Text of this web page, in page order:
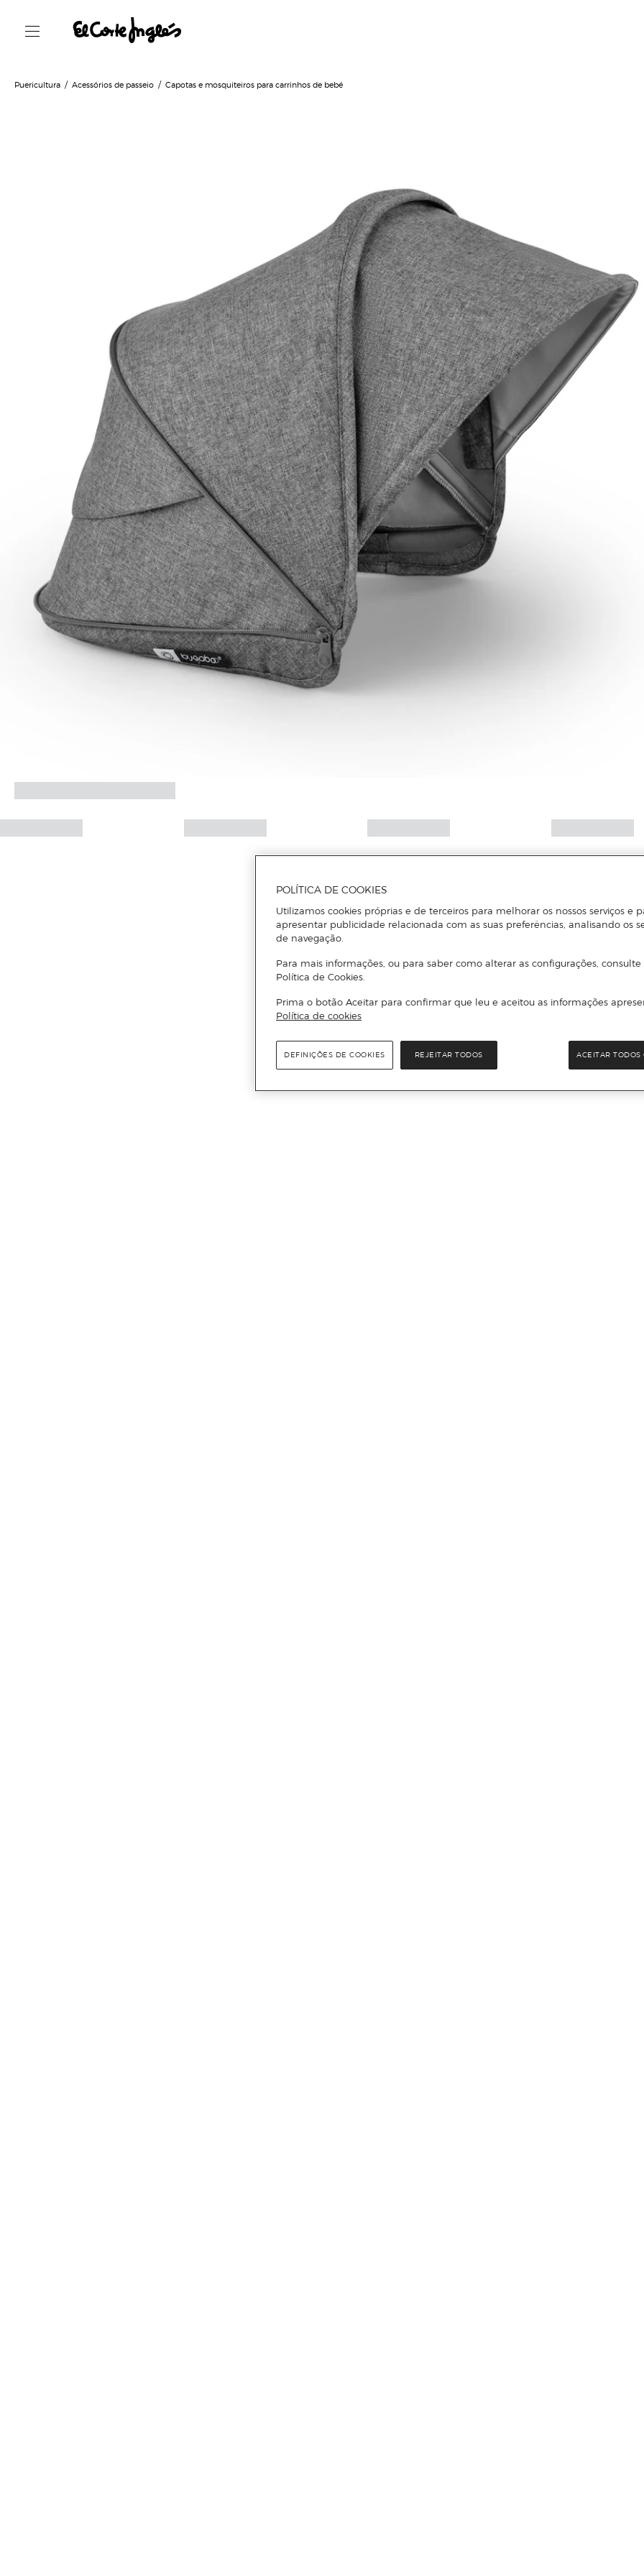
Puericultura Acessórios de passeio Capotas e mosquiteiros para carrinhos de bebé
POLÍTICA DE COOKIES
Utilizamos cookies próprias e de terceiros para melhorar os nossos serviços e
apresentar publicidade relacionada com as suas preferências, analisando os
de navegação.
Para mais informações, ou para saber como alterar as configurações, consulte
Política de Cookies.
Prima o botão Aceitar para confirmar que leu e aceitou as informações
Política de cookies
REJEITAR TODOS ACEITAR TODOS
DEFINIÇÕES DE COOKIES